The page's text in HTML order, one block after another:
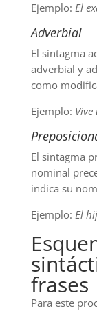
Ejemplo: El
Adverbial
El sintagma
adverbial y
como
Ejemplo: Vive
El sintagma
nominal
indica su
Ejemplo: El
frases
Para este